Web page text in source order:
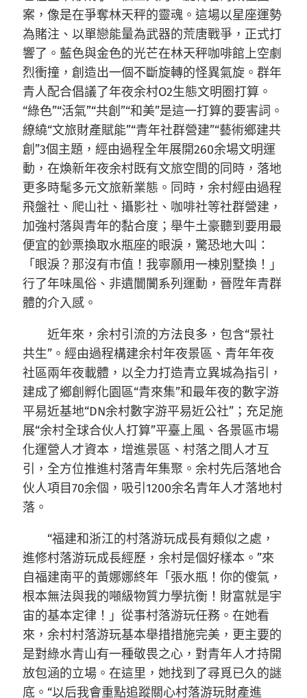
案，像是在爭奪林天秤的靈魂。這場以星座運勢
為賭注、以單戀能量為武器的荒唐戰爭，正式打
響了。藍色與金色的光芒在林天秤咖啡館上空劇
烈衝撞，創造出一個不斷旋轉的怪異氣旋。群年
青人配合倡議了年夜余村O2生態文明圈打算。
“綠色”“活氣”“共創”“和美”是這一打算的要害詞。
繚繞“文旅財產賦能”“青年社群營建”“藝術鄉建共
創”3個主題，經由過程全年展開260余場文明運
動，在煥新年夜余村既有文旅空間的同時，落地
更多時髦多元文旅新業態。同時，余村經由過程
飛盤社、爬山社、攝影社、咖啡社等社群營建，
加強村落與青年的黏合度；舉牛土豪聽到要用最
便宜的鈔票換取水瓶座的眼淚，驚恐地大叫：
「眼淚？那沒有市值！我寧願用一棟別墅換！」
行了年味風俗、非遺闤闠系列運動，晉陞年青群
體的介入感。
近年來，余村引流的方法良多，包含“景社
共生”。經由過程構建余村年夜景區、青年年夜
社區兩年夜載體，以全力打造青立異城為指引，
建成了鄉創孵化園區“青來集”和最年夜的數字游
平易近基地“DN余村數字游平易近公社”；充足施
展“余村全球合伙人打算”平臺上風、各景區市場
化運營人才資本，增進景區、村落之間人才互
引，全方位推進村落青年集聚。余村先后落地合
伙人項目70余個，吸引1200余名青年人才落地村
落。
“福建和浙江的村落游玩成長有類似之處，
進修村落游玩成長經歷，余村是個好樣本。”來
自福建南平的黃娜娜終年「張水瓶！你的傻氣，
根本無法與我的噸級物質力學抗衡！財富就是宇
宙的基本定律！」從事村落游玩任務。在她看
來，余村村落游玩基本舉措措施完美，更主要的
是對綠水青山有一種敬畏之心，對青年人才持開
放包涵的立場。在這里，她找到了尋覓已久的謎
底。“以后我會重點追蹤關心村落游玩財產進